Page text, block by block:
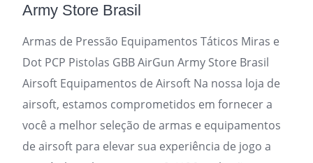
Army Store Brasil
Armas de Pressão Equipamentos Táticos Miras e
Dot PCP Pistolas GBB AirGun Army Store Brasil
Airsoft Equipamentos de Airsoft Na nossa loja de
airsoft, estamos comprometidos em fornecer a
você a melhor seleção de armas e equipamentos
de airsoft para elevar sua experiência de jogo a